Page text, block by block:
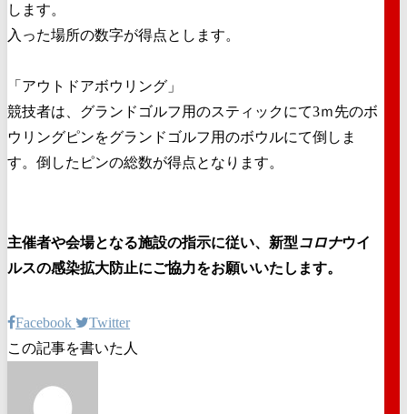
します。
入った場所の数字が得点とします。
「アウトドアボウリング」
競技者は、グランドゴルフ用のスティックにて3ｍ先のボ
ウリングピンをグランドゴルフ用のボウルにて倒しま
す。倒したピンの総数が得点となります。
主催者や会場となる施設の指示に従い、新型コロナウイ
ルスの感染拡大防止にご協力をお願いいたします。
Facebook
Twitter
この記事を書いた人